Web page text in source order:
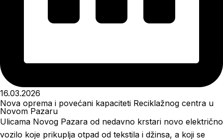
16.03.2026
Nova oprema i povećani kapaciteti Reciklažnog centra u
Novom Pazaru
Ulicama Novog Pazara od nedavno krstari novo električno
vozilo koje prikuplja otpad od tekstila i džinsa, a koji se